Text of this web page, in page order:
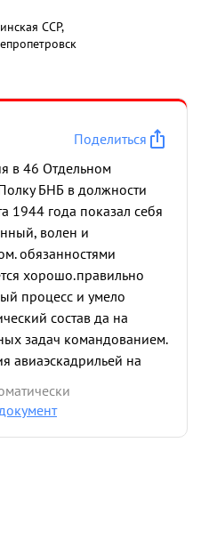
ССР,
Поделиться
в 46 Отдельном
БНБ в должности
1944 года показал себя
волен и
обязанностями
хорошо.правильно
процесс и умело
состав да на
задач командованием.
авиаэскадрильей на
для действующих
экипажей"из них.205
сколоченаи